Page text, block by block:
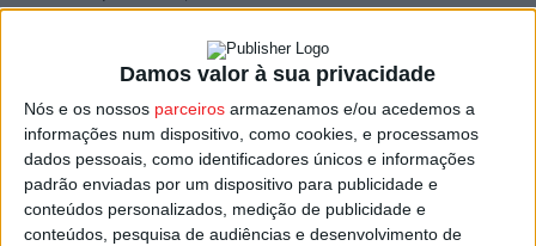
Damos valor à sua privacidade
Nós e os nossos parceiros armazenamos e/ou acedemos a
informações num dispositivo, como cookies, e processamos
dados pessoais, como identificadores únicos e informações
padrão enviadas por um dispositivo para publicidade e
conteúdos personalizados, medição de publicidade e
conteúdos, pesquisa de audiências e desenvolvimento de
A Vendedora de Flores, o sétimo romance do autor, conta
com a colaboração fotográfica de Sara Augusto.
Esta e outras notícias para ouvir na Estação Diária – 96.8
FM ou emwww.968.fm